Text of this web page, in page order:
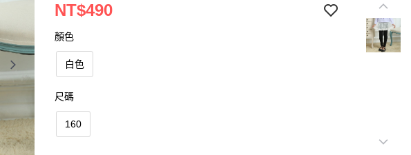
NT$490
顏色
白色
尺碼
160